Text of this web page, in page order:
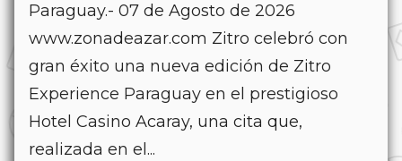
Paraguay.- 07 de Agosto de 2026
www.zonadeazar.com Zitro celebró con
gran éxito una nueva edición de Zitro
Experience Paraguay en el prestigioso
Hotel Casino Acaray, una cita que,
realizada en el...